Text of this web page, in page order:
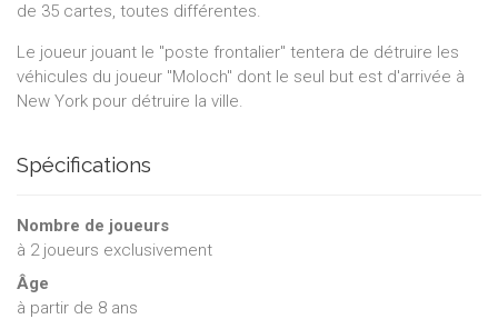
de 35 cartes, toutes différentes.
Le joueur jouant le "poste frontalier" tentera de détruire les
véhicules du joueur "Moloch" dont le seul but est d'arrivée à
New York pour détruire la ville.
Spécifications
Nombre de joueurs
à 2joueurs exclusivement
Âge
à partir de 8 ans